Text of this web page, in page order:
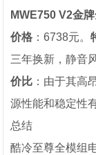
MWE750 V2金
价格 ：6738元。
三年换新，静音
价比 ：由于其高
源性能和稳定性
总结
酷冷至尊全模组